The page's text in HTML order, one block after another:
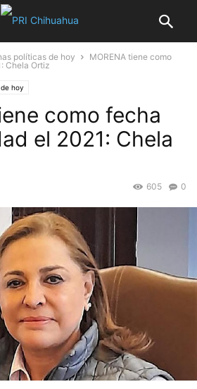
políticas de hoy
MORENA tiene como
Chela Ortiz
hoy
como fecha
el 2021: Chela
0
605